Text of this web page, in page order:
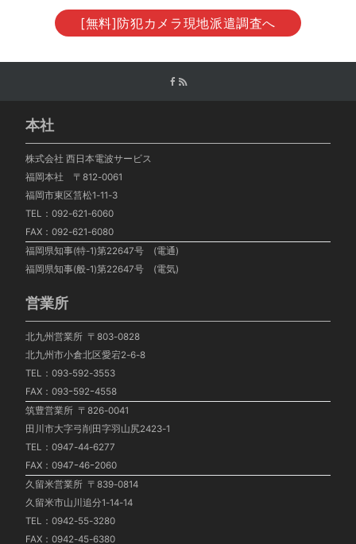
[無料]防犯カメラ現地派遣調査へ
本社
株式会社 西日本電波サービス
福岡本社 〒812-0061
福岡市東区筥松1-11-3
TEL：092-621-6060
FAX：092-621-6080
福岡県知事(特-1)第22647号 (電通)
福岡県知事(般-1)第22647号 (電気)
営業所
北九州営業所 〒803-0828
北九州市小倉北区愛宕2-6-8
TEL：093-592-3553
FAX：093ｰ592ｰ4558
筑豊営業所 〒826-0041
田川市大字弓削田字羽山尻2423-1
TEL：0947-44-6277
FAX：0947ｰ46ｰ2060
久留米営業所 〒839-0814
久留米市山川追分1-14-14
TEL：0942-55-3280
FAX：0942-45-6380